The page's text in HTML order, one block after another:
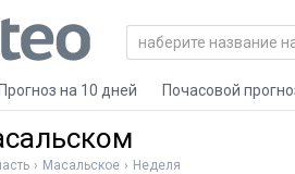
Прогноз на 10 дней Почасовой
Масальское Неделя